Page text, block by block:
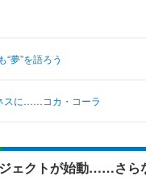
ショッピング
エンタメTOP
音楽
ライフTOP
ペット
夢”を語ろう
スに……コカ・コーラ
ェクトが始動……さら